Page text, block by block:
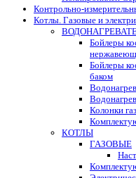
Контрольно-
Котлы. Газовые и
Бойлеры
Бойлеры
баком
Колонки
КОТЛЫ
ГАЗОВЫЕ